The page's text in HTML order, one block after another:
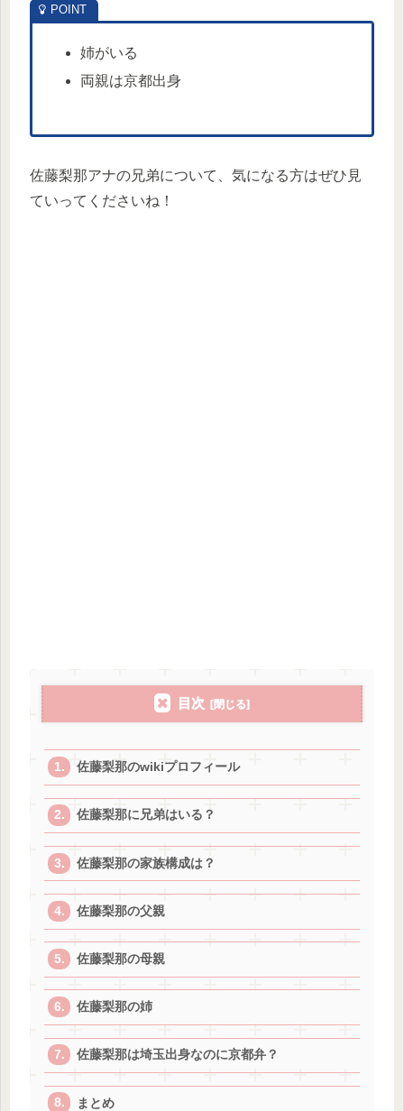
姉がいる
両親は京都出身
佐藤梨那アナの兄弟について、気になる方はぜひ見
ていってくださいね！
目次
佐藤梨那のwikiプロフィール
佐藤梨那に兄弟はいる？
佐藤梨那の家族構成は？
佐藤梨那の父親
佐藤梨那の母親
佐藤梨那の姉
佐藤梨那は埼玉出身なのに京都弁？
まとめ